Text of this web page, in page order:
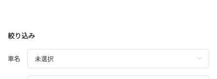
絞り込み
車名